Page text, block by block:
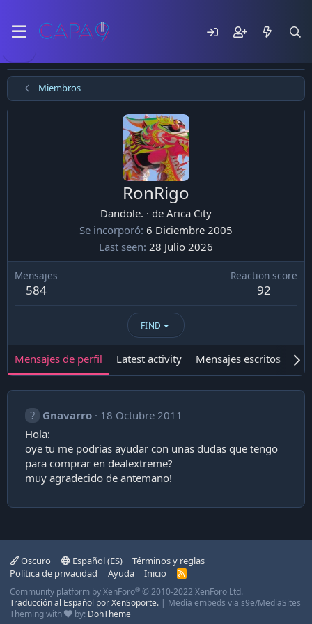
Miembros
RonRigo
Dandole. · de Arica City
Se incorporó 6 Diciembre 2005
Last seen 28 Julio 2026
Mensajes
584
Reaction score
92
FIND
Mensajes de perfil Latest activity Mensajes escritos
Gnavarro
18 Octubre 2011
Hola:
oye tu me podrias ayudar con unas dudas que tengo
para comprar en dealextreme?
muy agradecido de antemano!
Oscuro Español (ES)
Términos y reglas
Política de privacidad
Ayuda Inicio
R
S
Community platform by XenForo® © 2010-2022 XenForo Ltd.
Traducción al Español por XenSoporte. | Media embeds via s9e/MediaSites
Theming with
by: DohTheme